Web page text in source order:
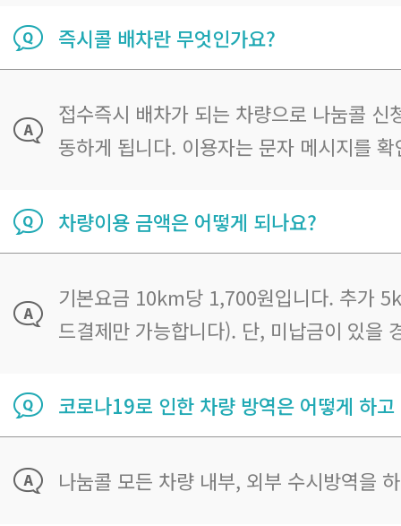
즉시콜 배차란 무엇인가요?
접수즉시 배차가 되는 차량으로 나눔콜
동하게 됩니다. 이용자는 문자 메시지를
차량이용 금액은 어떻게 되나요?
기본요금 10km당 1,700원입니다. 추가
드결제만 가능합니다). 단, 미납금이 있을
코로나19로 인한 차량 방역은 어떻게 하고
나눔콜 모든 차량 내부, 외부 수시방역을